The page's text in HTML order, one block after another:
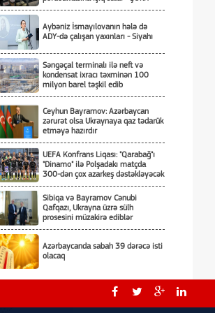
Aybəniz İsmayılovanın hələ də
ADY-də çalışan yaxınları - Siyahı
Səngəçal terminalı ilə neft və
kondensat ixracı təxminən 100
milyon barel təşkil edib
Ceyhun Bayramov: Azərbaycan
zərurət olsa Ukraynaya qaz tədarük
etməyə hazırdır
UEFA Konfrans Liqası: "Qarabağ"ı
"Dinamo" ilə Polşadakı matçda
300-dən çox azarkeş dəstəkləyəcək
Sibiqa və Bayramov Cənubi
Qafqazı, Ukrayna üzrə sülh
prosesini müzakirə ediblər
Azərbaycanda sabah 39 dərəcə isti
olacaq
ARDNF 3 illik auditor seçir